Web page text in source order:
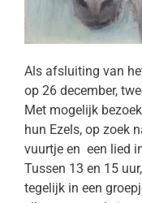
Als afsluiting van
op 26 december,
Met mogelijk
hun Ezels, op zoek
vuurtje en een lied
Tussen 13 en 15
tegelijk in een